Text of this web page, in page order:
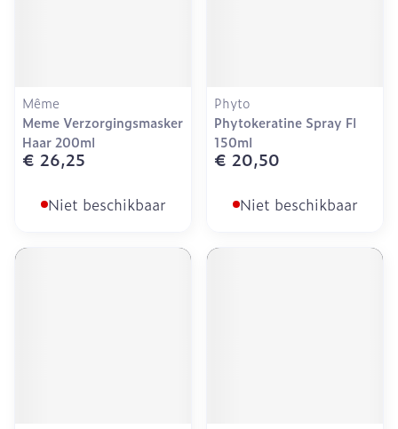
Même
Meme Verzorgingsmasker
Haar 200ml
€ 26,25
Niet beschikbaar
Phyto
Phytokeratine Spray Fl
150ml
€ 20,50
Niet beschikbaar